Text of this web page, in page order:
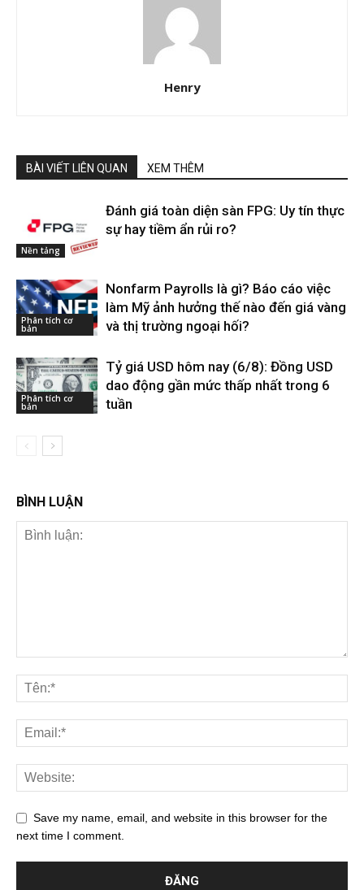
Henry
BÀI VIẾT LIÊN QUAN XEM THÊM
Nền tảng
Đánh giá toàn diện sàn FPG: Uy tín thực
sự hay tiềm ẩn rủi ro?
Phân tích cơ
bản
Nonfarm Payrolls là gì? Báo cáo việc
làm Mỹ ảnh hưởng thế nào đến giá vàng
và thị trường ngoại hối?
Phân tích cơ
bản
Tỷ giá USD hôm nay (6/8): Đồng USD
dao động gần mức thấp nhất trong 6
tuần
BÌNH LUẬN
Save my name, email, and website in this browser for the
next time I comment.